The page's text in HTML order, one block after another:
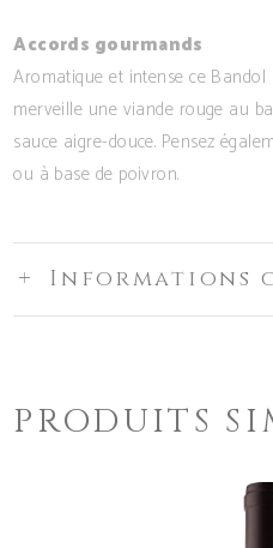
Accords gourmands
Aromatique et intense ce
merveille une viande rouge au
sauce aigre-douce. Pensez
ou à base de poivron.
Informations
PRODUITS